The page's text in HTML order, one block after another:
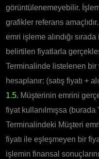
görüntülenemeyebilir.
grafikler referans
emri işleme alındığı
belirtilen fiyatlarla
Terminalinde listelenen bir
hesaplanır: (satış fiyatı +
1.5. Müşterinin emrini
fiyat kullanılmışsa (burada
Terminalindeki Müşteri
fiyatı ile eşleşmeyen bir
işlemin finansal